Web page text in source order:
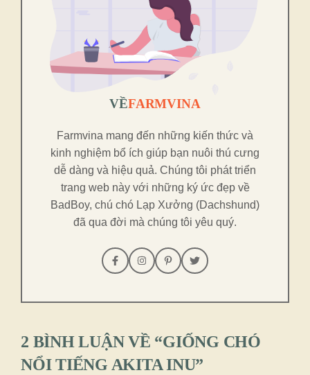
VỀFARMVINA
Farmvina mang đến những kiến thức và
kinh nghiệm bổ ích giúp bạn nuôi thú cưng
dễ dàng và hiệu quả. Chúng tôi phát triển
trang web này với những ký ức đẹp về
BadBoy, chú chó Lạp Xưởng (Dachshund)
đã qua đời mà chúng tôi yêu quý.
2 BÌNH LUẬN VỀ “GIỐNG CHÓ
NỔI TIẾNG AKITA INU”